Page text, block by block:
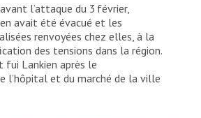
l’attaque du 3 février,
avait été évacué et les
renvoyées chez elles, à la
des tensions dans la région.
fui Lankien après le
l’hôpital et du marché de la ville